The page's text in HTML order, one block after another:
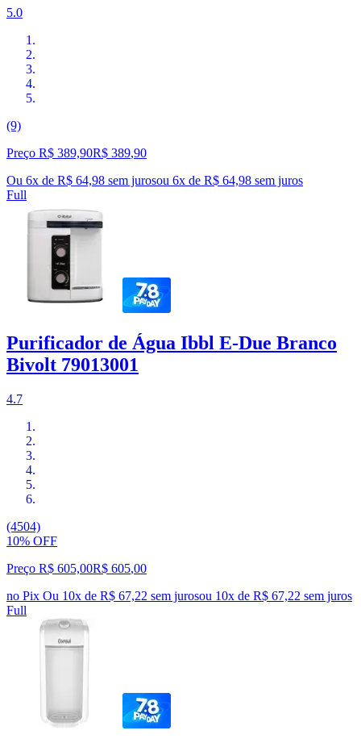
5.0
(9)
Preço R$ 389,90R$ 389,90
Ou 6x de R$ 64,98 sem jurosou 6x de R$ 64,98 sem juros
Full
Purificador de Água Ibbl E-Due Branco
Bivolt 79013001
4.7
(4504)
10% OFF
Preço R$ 605,00R$ 605,00
no Pix Ou 10x de R$ 67,22 sem jurosou 10x de R$ 67,22 sem juros
Full